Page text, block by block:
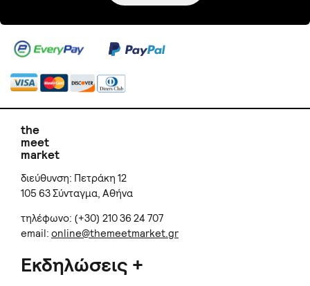
the
meet
market
διεύθυνση: Πετράκη 12
105 63 Σύνταγμα, Αθήνα
τηλέφωνο: (+30) 210 36 24 707
email: online@themeetmarket.gr
Εκδηλώσεις